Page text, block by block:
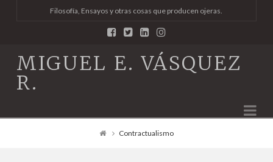
Filosofía, Ensayos y otras cosas que producen ojeras.
MIGUEL E. VÁSQUEZ
R.
Contractualismo